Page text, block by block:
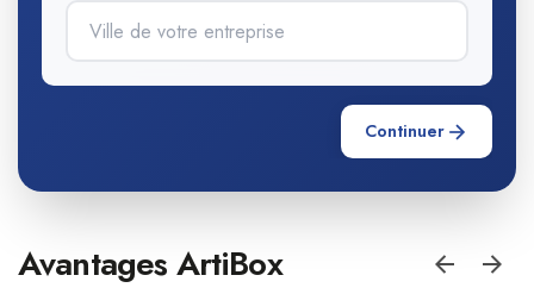
Continuer
Avantages ArtiBox